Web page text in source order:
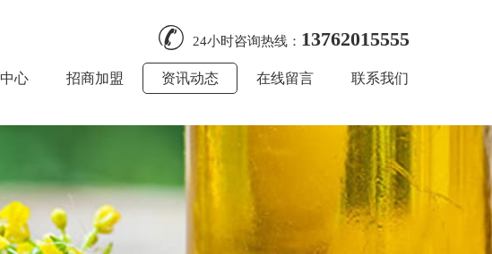
24小时咨询热线： 13762015555
心 招商加盟 资讯动态 在线留言 联系我们